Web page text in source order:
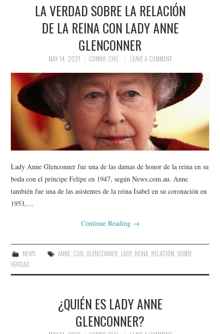
LA VERDAD SOBRE LA RELACIÓN
DE LA REINA CON LADY ANNE
GLENCONNER
MAY 14, 2021 CONNIE CHU LEAVE A COMMENT
Lady Anne Glenconner fue una de las damas de honor de la reina en su
boda con el príncipe Felipe en 1947, según News.com.au. Anne
también fue una de las asistentes de la reina Isabel en su coronación en
1953,…
Continue Reading →
NEWS ANNE, CON, GLENCONNER, LADY, REINA, RELACIÓN, SOBRE,
VERDAD
¿QUIÉN ES LADY ANNE
GLENCONNER?